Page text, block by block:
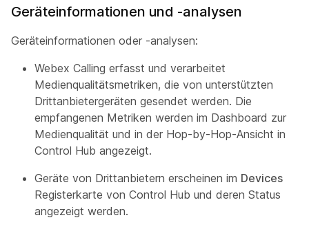
Geräteinformationen und -analysen
Geräteinformationen oder -analysen:
Webex Calling erfasst und verarbeitet
Medienqualitätsmetriken, die von unterstützten
Drittanbietergeräten gesendet werden. Die
empfangenen Metriken werden im Dashboard zur
Medienqualität und in der Hop-by-Hop-Ansicht in
Control Hub angezeigt.
Geräte von Drittanbietern erscheinen im Devices
Registerkarte von Control Hub und deren Status
angezeigt werden.